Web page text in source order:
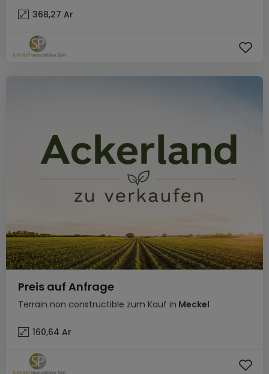
368,27 Ar
Terrain non constructible zum Kauf in Meckel
Preis auf Anfrage
160,64 Ar